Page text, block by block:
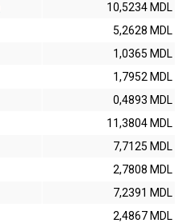
10,5234 MDL
5,2628 MDL
1,0365 MDL
1,7952 MDL
0,4893 MDL
11,3804 MDL
7,7125 MDL
2,7808 MDL
7,2391 MDL
2,4867 MDL